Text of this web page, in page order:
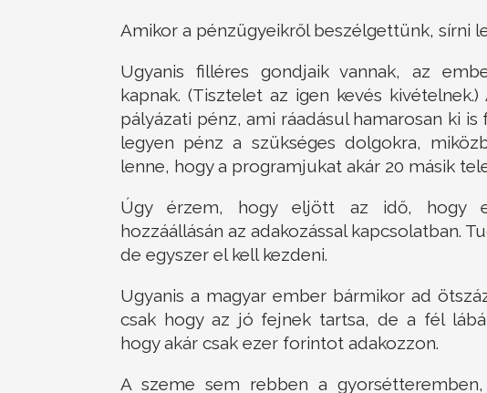
Amikor a pénzügyeikről beszélgettünk, sírni
Ugyanis filléres gondjaik vannak, az
kapnak. (Tisztelet az igen kevés
pályázati pénz, ami ráadásul hamarosan ki
legyen pénz a szükséges dolgokra,
lenne, hogy a programjukat akár 20 másik
Úgy érzem, hogy eljött az idő, hogy
hozzáállásán az adakozással kapcsolatban.
de egyszer el kell kezdeni.
Ugyanis a magyar ember bármikor ad
csak hogy az jó fejnek tartsa, de a fél
hogy akár csak ezer forintot adakozzon.
A szeme sem rebben a